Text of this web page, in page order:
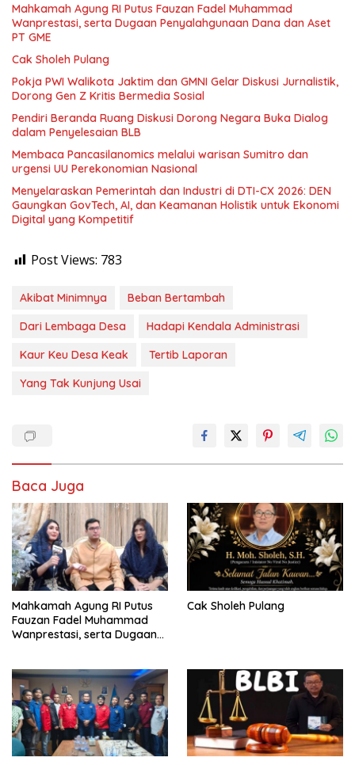
Mahkamah Agung RI Putus Fauzan Fadel Muhammad
Wanprestasi, serta Dugaan Penyalahgunaan Dana dan Aset
PT GME
Cak Sholeh Pulang
Pokja PWI Walikota Jaktim dan GMNI Gelar Diskusi Jurnalistik,
Dorong Gen Z Kritis Bermedia Sosial
Pendiri Beranda Ruang Diskusi Dorong Negara Buka Dialog
dalam Penyelesaian BLB
Membaca Pancasilanomics melalui warisan Sumitro dan
urgensi UU Perekonomian Nasional
Menyelaraskan Pemerintah dan Industri di DTI-CX 2026: DEN
Gaungkan GovTech, AI, dan Keamanan Holistik untuk Ekonomi
Digital yang Kompetitif
Post Views: 783
Akibat Minimnya
Beban Bertambah
Dari Lembaga Desa
Hadapi Kendala Administrasi
Kaur Keu Desa Keak
Tertib Laporan
Yang Tak Kunjung Usai
Baca Juga
Mahkamah Agung RI Putus
Fauzan Fadel Muhammad
Wanprestasi, serta Dugaan
Cak Sholeh Pulang